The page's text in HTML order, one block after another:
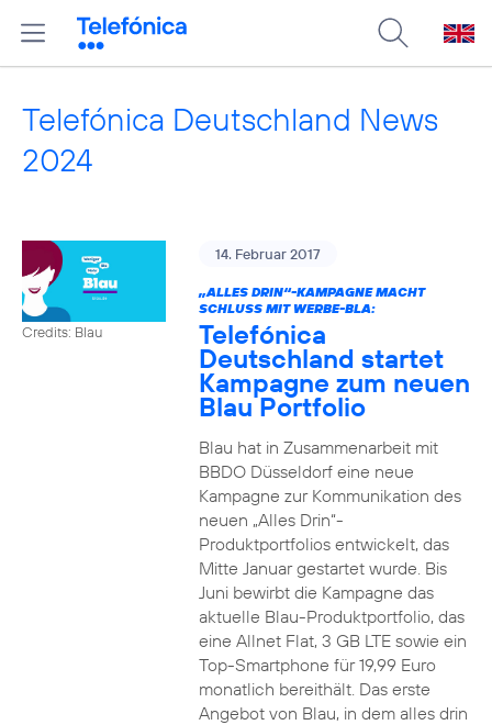
Telefónica Deutschland News
2024
Credits: Blau
14. Februar 2017
„ALLES DRIN“-KAMPAGNE MACHT
SCHLUSS MIT WERBE-BLA:
Telefónica
Deutschland startet
Kampagne zum neuen
Blau Portfolio
Blau hat in Zusammenarbeit mit
BBDO Düsseldorf eine neue
Kampagne zur Kommunikation des
neuen „Alles Drin“-
Produktportfolios entwickelt, das
Mitte Januar gestartet wurde. Bis
Juni bewirbt die Kampagne das
aktuelle Blau-Produktportfolio, das
eine Allnet Flat, 3 GB LTE sowie ein
Top-Smartphone für 19,99 Euro
monatlich bereithält. Das erste
Angebot von Blau, in dem alles drin